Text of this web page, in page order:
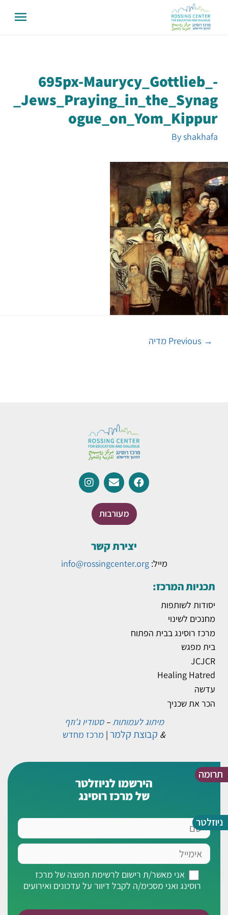
695px-Maurycy_Gottlieb_-
_Jews_Praying_in_the_Synag
ogue_on_Yom_Kippur
Byshakhafa
→
תרומה
ניוזלטר
מעורבות
יצירת קשר
מייל:info@rossingcenter.org
תכניות המרכז:
יסודות לשותפות
מחנכים לשינוי
מרכז רוסינג בבית הפתוח
בית מפגש
JCJCR
Healing Hatred
עדשה
הכר את שכניך
מיתוג לעמותות–סטודיו ג'וזף
& קבוצת קלמר | מרכז מחדש
הירשמו לניוזלטר
של מרכז רוסינג
שם
אימייל
מאשר/ת
אני מאשר/ת רישום לרשימת תפוצה של מרכז
רוסינג ואני מסכימ/ה לקבל דיוור על עדכונים ואירועים